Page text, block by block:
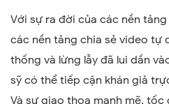
Với sự ra đời của các nền
các nền tảng chia sẻ video tự
thống và lừng lẫy đã lui dần
sỹ có thể tiếp cận khán giả
Và sự giao thoa mạnh mẽ, tốc